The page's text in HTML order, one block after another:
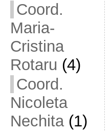
Coord.
Maria-
Cristina
Rotaru (4)
Coord.
Nicoleta
Nechita(1)